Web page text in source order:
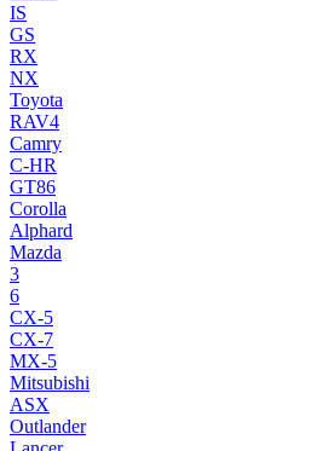
IS
GS
RX
NX
Toyota
RAV4
Camry
C-HR
GT86
Corolla
Alphard
Mazda
3
6
CX-5
CX-7
MX-5
Mitsubishi
ASX
Outlander